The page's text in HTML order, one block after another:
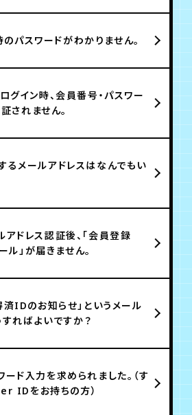
パスワードがわかりません。
グイン時、会員番号・パスワー
されません。
るメールアドレスはなんでもい
ドレス認証後、「会員登録
」が届きません。
済IDのお知らせ」というメール
ればよいですか？
ド入力を求められました。（す
IDをお持ちの方）